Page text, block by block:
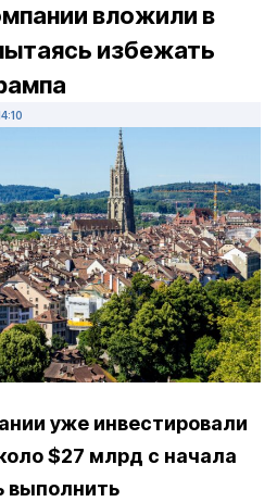
вложили в
избежать
уже инвестировали
$27 млрд с начала
выполнить